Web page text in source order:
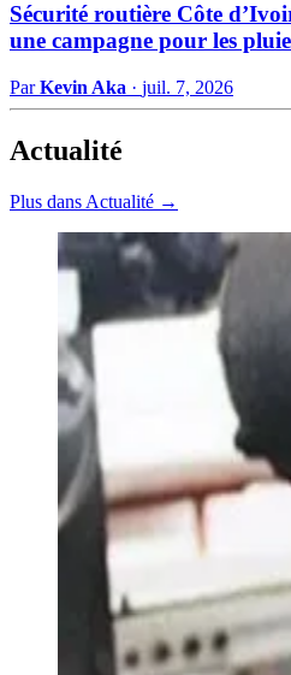
Sécurité routière Côte
une campagne pour les
ParKevin Aka · juil. 7, 2026
Actualité
Plus dans Actualité →